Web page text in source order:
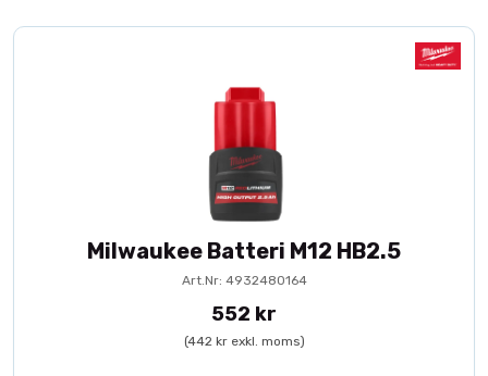
Milwaukee Batteri M12 HB2.5
Art.Nr: 4932480164
552 kr
(442 kr exkl. moms)